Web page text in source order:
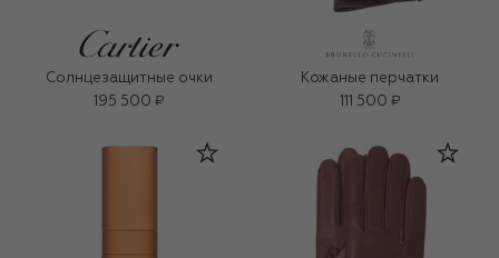
Солнцезащитные очки
195 500 ₽
Кожаные перчатки
111 500 ₽